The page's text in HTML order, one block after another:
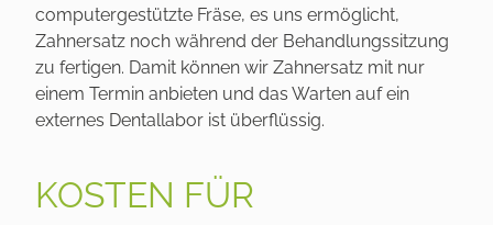
computergestützte Fräse, es uns ermöglicht,
Zahnersatz noch während der Behandlungssitzung
zu fertigen. Damit können wir Zahnersatz mit nur
einem Termin anbieten und das Warten auf ein
externes Dentallabor ist überflüssig.
KOSTEN FÜR